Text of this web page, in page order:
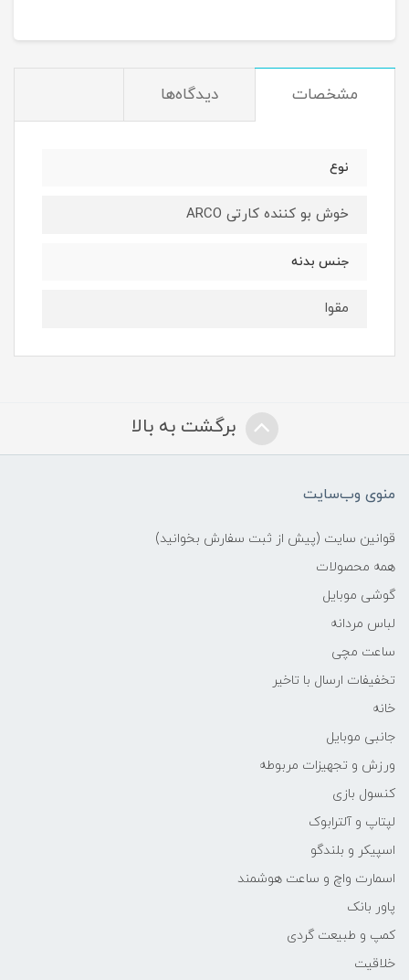
مشخصات دیدگاه‌ها
نوع
خوش بو کننده کارتی ARCO
جنس بدنه
مقوا
برگشت به بالا
منوی وب‌سایت
قوانین سایت (پیش از ثبت سفارش بخوانید)
همه محصولات
گوشی موبایل
لباس مردانه
ساعت مچی
تخفیفات ارسال با تاخیر
خانه
جانبی موبایل
ورزش و تجهیزات مربوطه
کنسول بازی
لپتاپ و آلترابوک
اسپیکر و بلندگو
اسمارت واچ و ساعت هوشمند
پاور بانک
کمپ و طبیعت گردی
خلاقیت